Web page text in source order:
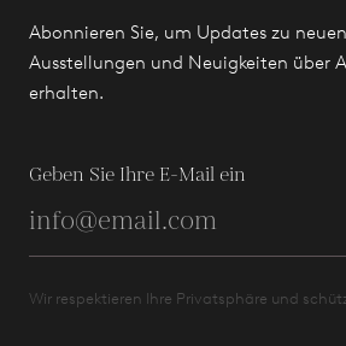
Abonnieren Sie, um Updates zu
Ausstellungen und Neuigkeiten über
erhalten.
Geben Sie Ihre E-Mail ein
Wir respektieren Ihre Privatsphäre und